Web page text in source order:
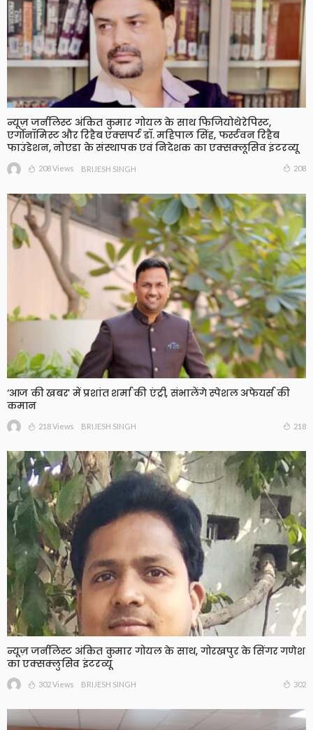
न्यूज़ जर्नलिस्ट अंकित कुमार गोयल के साथ फिजियोथेरेपिस्ट,
एर्गोनॉमिस्ट और रिहैब एक्सपर्ट डॉ. महिपाल सिंह, फर्स्टवन रिहैब
फाउंडेशन, नोएडा के संस्थापक एवं निदेशक का एक्सक्लूसिव इंटरव्यू
208 Views BRIJESH SINGH 208
‘आज की खबर’ में प्रशांत शर्मा की एंट्री, संभालेंगे स्पेशल अफेयर्स की
कमान
218 Views BRIJESH SINGH 218
न्यूज़ जर्नलिस्ट अंकित कुमार गोयल के साथ, गोरखपुर के सिंगर गणेश
का एक्सक्लुसिव इंटरव्यू
302 Views BRIJESH SINGH 302